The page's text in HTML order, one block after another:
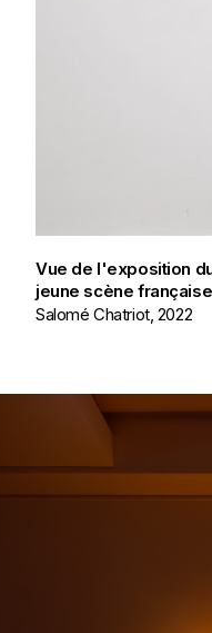
Vue de l'exposition
jeune scène
Salomé Chatriot, 2022